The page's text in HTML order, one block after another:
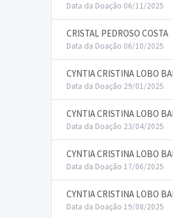
Data da Doação 06/11/2025
CRISTAL PEDROSO COSTA
Data da Doação 06/10/2025
CYNTIA CRISTINA LOBO
Data da Doação 29/01/2025
CYNTIA CRISTINA LOBO
Data da Doação 23/04/2025
CYNTIA CRISTINA LOBO
Data da Doação 17/06/2025
CYNTIA CRISTINA LOBO
Data da Doação 19/08/2025